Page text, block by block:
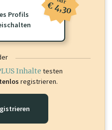
Profils
€ 4,30
Inhalte testen
registrieren.